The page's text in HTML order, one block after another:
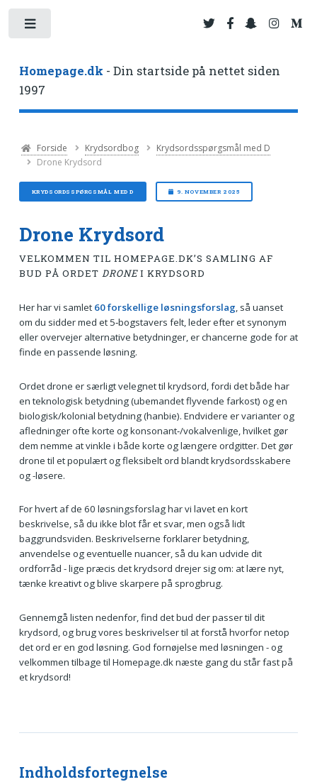
Homepage.dk - Din startside på nettet siden
1997
Forside Krydsordbog
Krydsordsspørgsmål med D
Drone Krydsord
KRYDSORDSSPØRGSMÅL MED D 9. NOVEMBER 2025
Drone Krydsord
VELKOMMEN TIL HOMEPAGE.DK’S SAMLING AF
BUD PÅ ORDET DRONEI KRYDSORD
Her har vi samlet 60 forskellige løsningsforslag, så uanset
om du sidder med et 5‑bogstavers felt, leder efter et synonym
eller overvejer alternative betydninger, er chancerne gode for at
finde en passende løsning.
Ordet drone er særligt velegnet til krydsord, fordi det både har
en teknologisk betydning (ubemandet flyvende farkost) og en
biologisk/kolonial betydning (hanbie). Endvidere er varianter og
afledninger ofte korte og konsonant‑/vokalvenlige, hvilket gør
dem nemme at vinkle i både korte og længere ordgitter. Det gør
drone til et populært og fleksibelt ord blandt krydsordsskabere
og -løsere.
For hvert af de 60 løsningsforslag har vi lavet en kort
beskrivelse, så du ikke blot får et svar, men også lidt
baggrundsviden. Beskrivelserne forklarer betydning,
anvendelse og eventuelle nuancer, så du kan udvide dit
ordforråd - lige præcis det krydsord drejer sig om: at lære nyt,
tænke kreativt og blive skarpere på sprogbrug.
Gennemgå listen nedenfor, find det bud der passer til dit
krydsord, og brug vores beskrivelser til at forstå hvorfor netop
det ord er en god løsning. God fornøjelse med løsningen - og
velkommen tilbage til Homepage.dk næste gang du står fast på
et krydsord!
Indholdsfortegnelse